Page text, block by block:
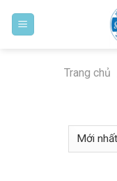
Trang chủ